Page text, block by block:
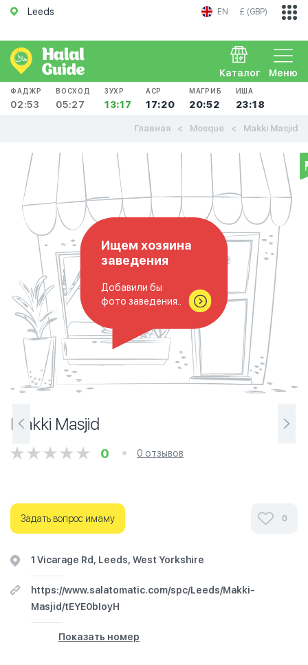
Leeds EN £ (GBP)
Меню
Каталог
ФАДЖР
02:53
ВОСХОД
05:27
ЗУХР
13:17
АСР
17:20
МАГРИБ
20:52
ИША
23:18
Главная Mosque Makki Masjid
Ищем хозяина
заведения
Добавили бы
фото заведения..
Makki Masjid
0 0 отзывов
Задать вопрос имаму 0
1 Vicarage Rd, Leeds, West Yorkshire
https://www.salatomatic.com/spc/Leeds/Makki-
Masjid/tEYE0bIoyH
Показать номер